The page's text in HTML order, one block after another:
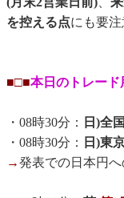
を控える点にも要注
■□■本日のトレード
・08時30分： 日)全
・08時30分：
日)東
→発表での日本円